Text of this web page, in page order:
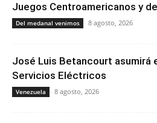
Juegos Centroamericanos y
Del medanal venimos 8 agosto, 2026
José Luis Betancourt asumirá
Servicios Eléctricos
Venezuela 8 agosto, 2026